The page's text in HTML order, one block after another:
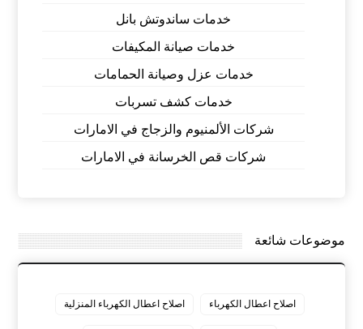
خدمات ساندوتش بانل
خدمات صيانة المكيفات
خدمات عزل وصيانة الحمامات
خدمات كشف تسربات
شركات الألمنيوم والزجاج في الامارات
شركات قص الخرسانة في الامارات
موضوعات شائعة
اصلاح اعطال الكهرباء اصلاح اعطال الكهرباء المنزلية